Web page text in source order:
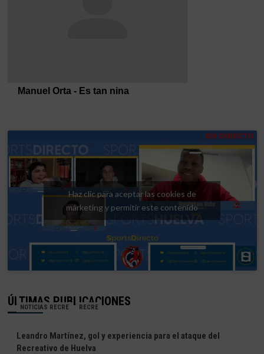
Haz clic para aceptar las cookies de
márketing y permitir este contenido
ÚLTIMAS PUBLICACIONES
NOTICIAS RECRE RECRE
Leandro Martínez, gol y experiencia para el ataque del
Recreativo de Huelva